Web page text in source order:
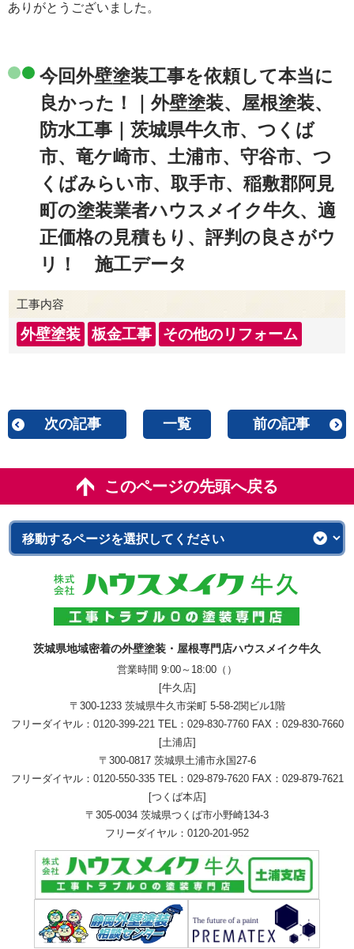
ありがとうございました。
今回外壁塗装工事を依頼して本当に
良かった！｜外壁塗装、屋根塗装、
防水工事｜茨城県牛久市、つくば
市、竜ケ崎市、土浦市、守谷市、つ
くばみらい市、取手市、稲敷郡阿見
町の塗装業者ハウスメイク牛久、適
正価格の見積もり、評判の良さがウ
リ！ 施工データ
工事内容
外壁塗装 板金工事 その他のリフォーム
次の記事 一覧 前の記事
このページの先頭へ戻る
茨城県地域密着の外壁塗装・屋根専門店ハウスメイク牛久
営業時間 9:00～18:00（）
[牛久店]
〒300-1233 茨城県牛久市栄町 5-58-2関ビル1階
フリーダイヤル： 0120-399-221TEL： 029-830-7760FAX：029-830-7660
[土浦店]
〒300-0817 茨城県土浦市永国27-6
フリーダイヤル： 0120-550-335TEL： 029-879-7620FAX：029-879-7621
[つくば本店]
〒305-0034 茨城県つくば市小野崎134-3
フリーダイヤル： 0120-201-952